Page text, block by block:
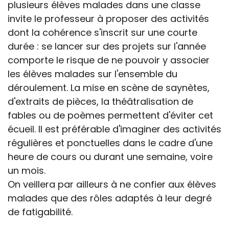
plusieurs élèves malades dans une classe
invite le professeur à proposer des activités
dont la cohérence s'inscrit sur une courte
durée : se lancer sur des projets sur l'année
comporte le risque de ne pouvoir y associer
les élèves malades sur l'ensemble du
déroulement. La mise en scène de saynètes,
d'extraits de pièces, la théâtralisation de
fables ou de poèmes permettent d'éviter cet
écueil. Il est préférable d'imaginer des activités
régulières et ponctuelles dans le cadre d'une
heure de cours ou durant une semaine, voire
un mois.
On veillera par ailleurs à ne confier aux élèves
malades que des rôles adaptés à leur degré
de fatigabilité.